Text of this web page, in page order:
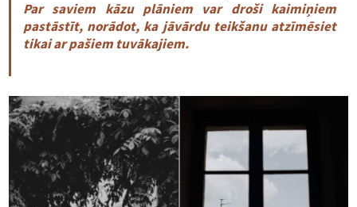
Par saviem kāzu plāniem var droši kaimiņiem
pastāstīt, norādot, ka jāvārdu teikšanu atzīmēsiet
tikai ar pašiem tuvākajiem.